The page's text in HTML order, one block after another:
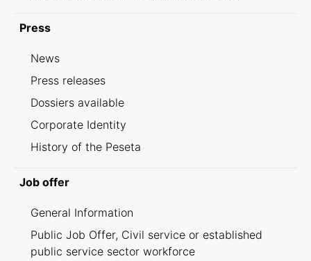
Press
News
Press releases
Dossiers available
Corporate Identity
History of the Peseta
Job offer
General Information
Public Job Offer, Civil service or established
public service sector workforce